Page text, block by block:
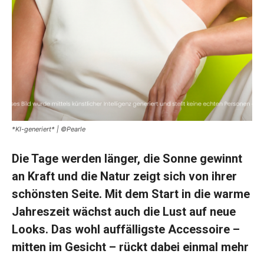
*KI-generiert* | ©Pearle
Die Tage werden länger, die Sonne gewinnt
an Kraft und die Natur zeigt sich von ihrer
schönsten Seite. Mit dem Start in die warme
Jahreszeit wächst auch die Lust auf neue
Looks. Das wohl auffälligste Accessoire –
mitten im Gesicht – rückt dabei einmal mehr